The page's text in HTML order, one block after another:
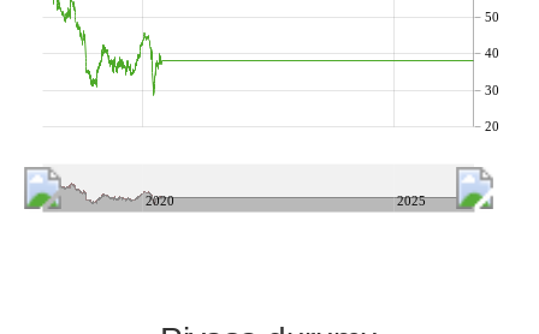
20
30
40
50
2020 2025